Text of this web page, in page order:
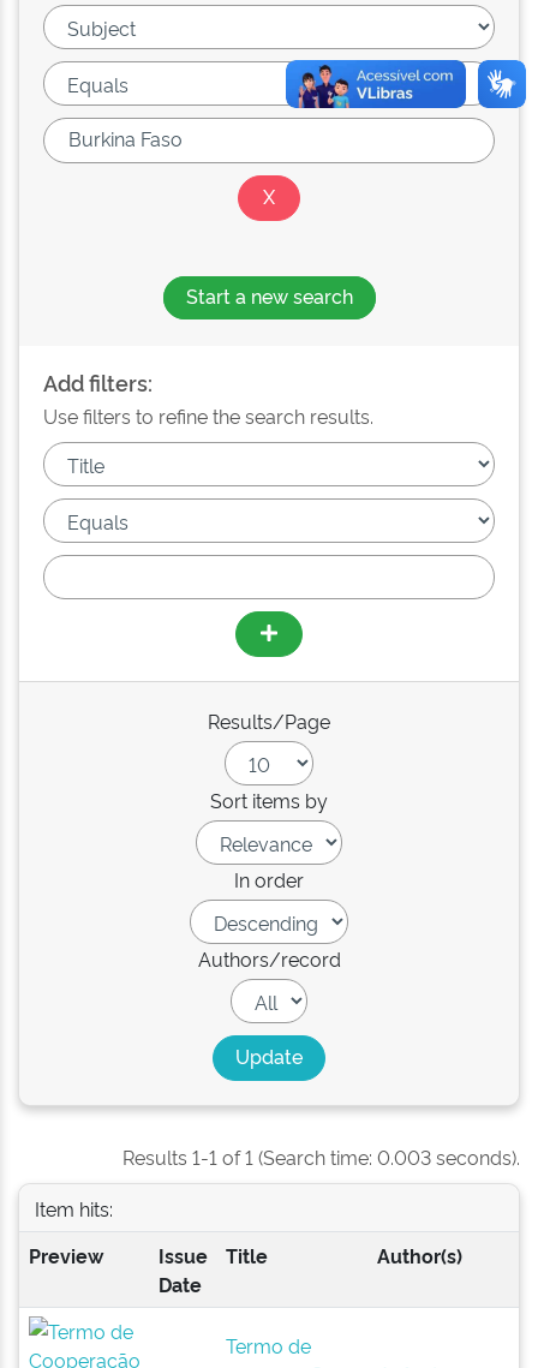
Start a new search
Add filters:
Use filters to refine the search results.
Results/Page
Sort items by
In order
Authors/record
Results 1-1 of 1 (Search time: 0.003 seconds).
Item hits:
Preview
Issue
Date
Title Author(s)
Termo de